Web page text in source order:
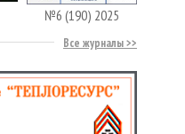
№6 (190) 2025
Все журналы